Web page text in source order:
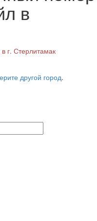
в
г. Стерлитамак
другой город.